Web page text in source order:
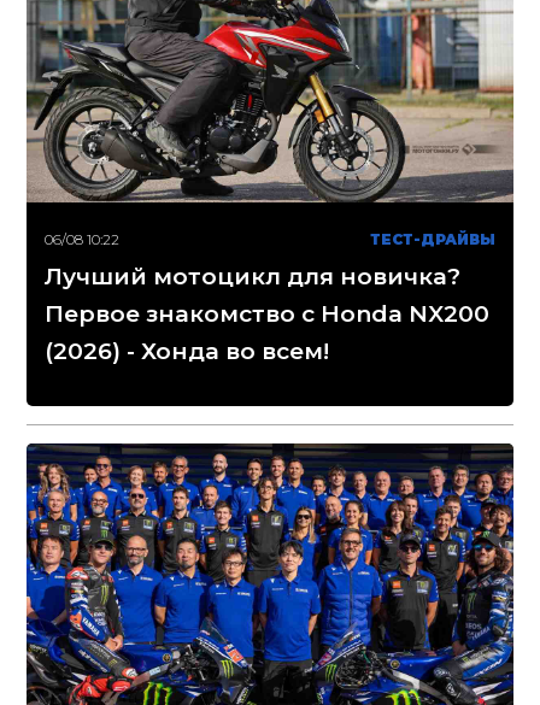
06/08 10:22 ТЕСТ-ДРАЙВЫ
Лучший мотоцикл для новичка?
Первое знакомство с Honda NX200
(2026) - Хонда во всем!